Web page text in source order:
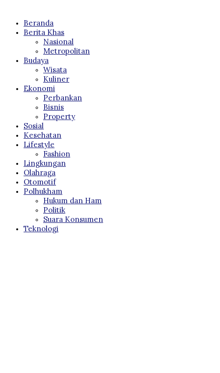
Beranda
Berita Khas
Nasional
Metropolitan
Budaya
Wisata
Kuliner
Ekonomi
Perbankan
Bisnis
Property
Sosial
Kesehatan
Lifestyle
Fashion
Lingkungan
Olahraga
Otomotif
Polhukham
Hukum dan Ham
Politik
Suara Konsumen
Teknologi